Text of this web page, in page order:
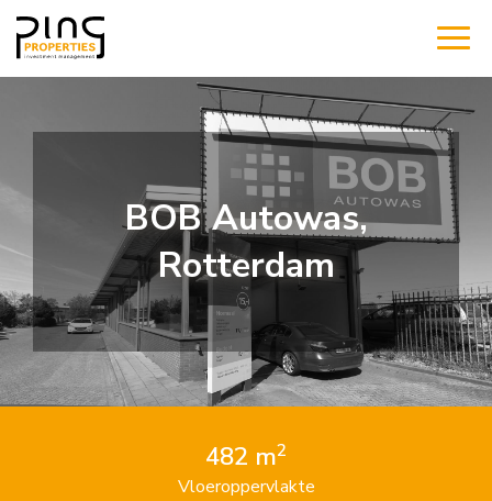
BOB Autowas,
Rotterdam
482 m2
Vloeroppervlakte